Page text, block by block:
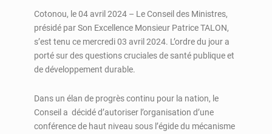
Cotonou, le 04 avril 2024 – Le Conseil des Ministres,
présidé par Son Excellence Monsieur Patrice TALON,
s’est tenu ce mercredi 03 avril 2024. L’ordre du jour a
porté sur des questions cruciales de santé publique et
de développement durable.
Dans un élan de progrès continu pour la nation, le
Conseil a décidé d’autoriser l’organisation d’une
conférence de haut niveau sous l’égide du mécanisme